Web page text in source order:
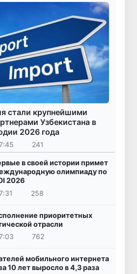
стали крупнейшими
Узбекистана в
2026 года
241
в своей истории примет
олимпиаду по
2026
258
приоритетных
отрасли
762
мобильного интернета
10 лет выросло в 4,3 раза